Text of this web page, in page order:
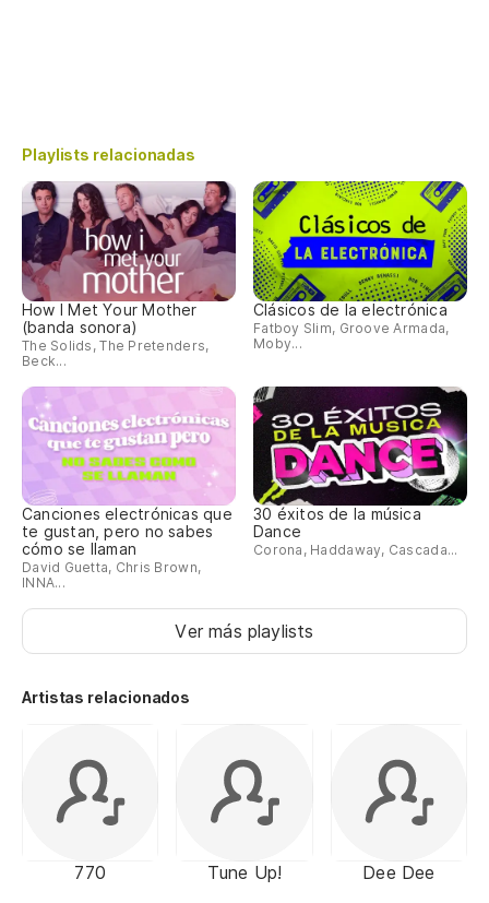
Playlists relacionadas
How I Met Your Mother
(banda sonora)
The Solids, The Pretenders,
Beck...
Clásicos de la electrónica
Fatboy Slim, Groove Armada,
Moby...
Canciones electrónicas que
te gustan, pero no sabes
cómo se llaman
David Guetta, Chris Brown,
INNA...
30 éxitos de la música
Dance
Corona, Haddaway, Cascada...
Ver más playlists
Artistas relacionados
770 Tune Up! Dee Dee